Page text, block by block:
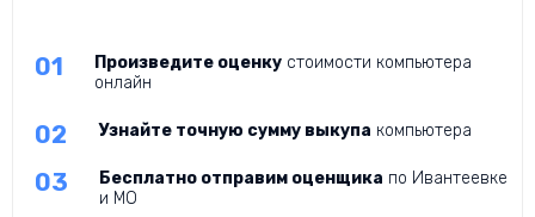
Произведите оценку стоимости компьютера
онлайн
Узнайте точную сумму выкупа компьютера
Бесплатно отправим оценщика по Ивантеевке
и МО